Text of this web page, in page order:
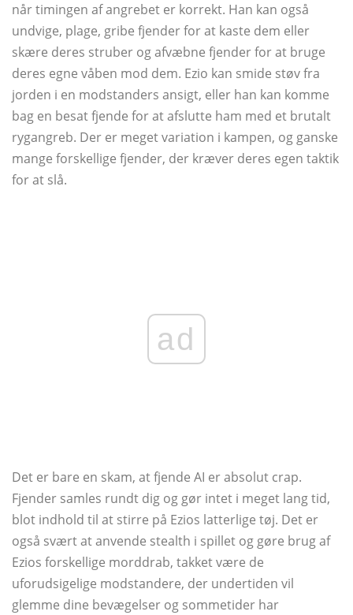
når timingen af ​​angrebet er korrekt. Han kan også
undvige, plage, gribe fjender for at kaste dem eller
skære deres struber og afvæbne fjender for at bruge
deres egne våben mod dem. Ezio kan smide støv fra
jorden i en modstanders ansigt, eller han kan komme
bag en besat fjende for at afslutte ham med et brutalt
rygangreb. Der er meget variation i kampen, og ganske
mange forskellige fjender, der kræver deres egen taktik
for at slå.
ad
Det er bare en skam, at fjende AI er absolut crap.
Fjender samles rundt dig og gør intet i meget lang tid,
blot indhold til at stirre på Ezios latterlige tøj. Det er
også svært at anvende stealth i spillet og gøre brug af
Ezios forskellige morddrab, takket være de
uforudsigelige modstandere, der undertiden vil
glemme dine bevægelser og sommetider har